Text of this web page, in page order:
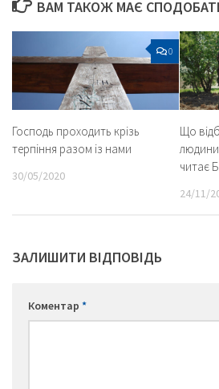
ВАМ ТАКОЖ МАЄ
0
Господь проходить крізь
терпіння разом із нами
30/05/2020
Що
читає
24/11/
ЗАЛИШИТИ ВІДПОВІДЬ
Коментар *